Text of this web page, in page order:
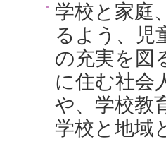
学校と家庭
るよう、児
の充実を図
に住む社会
や、学校教
学校と地域